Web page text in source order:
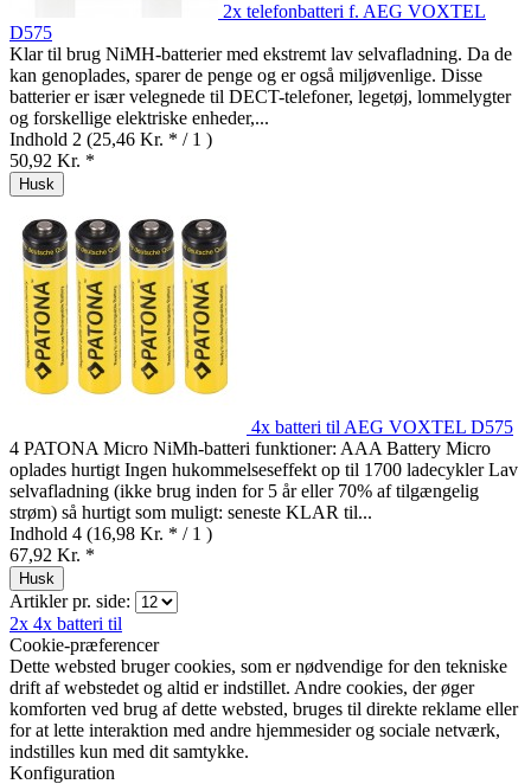
2x telefonbatteri f. AEG VOXTEL
D575
Klar til brug NiMH-batterier med ekstremt lav selvafladning. Da de
kan genoplades, sparer de penge og er også miljøvenlige. Disse
batterier er især velegnede til DECT-telefoner, legetøj, lommelygter
og forskellige elektriske enheder,...
Indhold 2 (25,46 Kr. * / 1 )
50,92 Kr. *
Husk
4x batteri til AEG VOXTEL D575
4 PATONA Micro NiMh-batteri funktioner: AAA Battery Micro
oplades hurtigt Ingen hukommelseseffekt op til 1700 ladecykler Lav
selvafladning (ikke brug inden for 5 år eller 70% af tilgængelig
strøm) så hurtigt som muligt: seneste KLAR til...
Indhold 4 (16,98 Kr. * / 1 )
67,92 Kr. *
Husk
Artikler pr. side:
2x 4x batteri til
Cookie-præferencer
Dette websted bruger cookies, som er nødvendige for den tekniske
drift af webstedet og altid er indstillet. Andre cookies, der øger
komforten ved brug af dette websted, bruges til direkte reklame eller
for at lette interaktion med andre hjemmesider og sociale netværk,
indstilles kun med dit samtykke.
Konfiguration